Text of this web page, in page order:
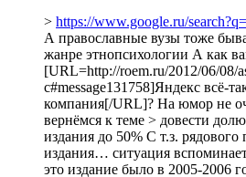
> https://www.google.ru/
А православные вузы тоже
жанре этнопсихологии А как
[URL=http://roem.ru/2012/06/08/
c#message131758]Яндекс всё-
компания[/URL]? На юмор не
вернёмся к теме > довести
издания до 50% С т.з. рядового
издания… ситуация
это издание было в 2005-2006